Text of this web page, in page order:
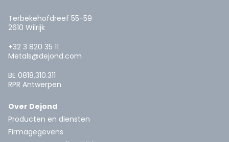
Terbekehofdreef 55-59
2610 Wilrijk
+32 3 820 35 11
Metals@dejond.com
BE 0818.310.311
RPR Antwerpen
Over Dejond
Producten en diensten
Firmagegevens